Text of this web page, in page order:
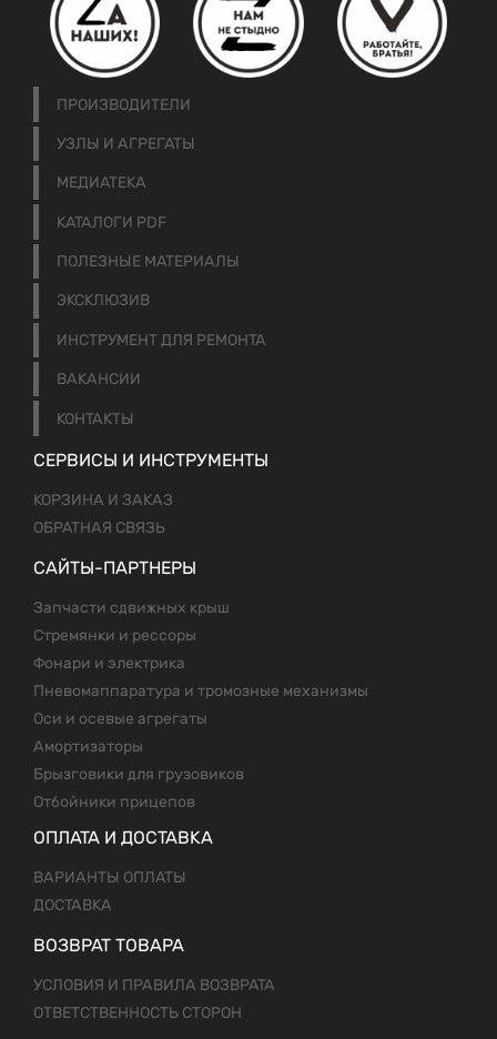
ПРОИЗВОДИТЕЛИ
УЗЛЫ И АГРЕГАТЫ
МЕДИАТЕКА
КАТАЛОГИ PDF
ПОЛЕЗНЫЕ МАТЕРИАЛЫ
ЭКСКЛЮЗИВ
ИНСТРУМЕНТ ДЛЯ РЕМОНТА
ВАКАНСИИ
КОНТАКТЫ
СЕРВИСЫ И ИНСТРУМЕНТЫ
КОРЗИНА И ЗАКАЗ
ОБРАТНАЯ СВЯЗЬ
САЙТЫ-ПАРТНЕРЫ
Запчасти сдвижных крыш
Стремянки и рессоры
Фонари и электрика
Пневомаппаратура и тромозные механизмы
Оси и осевые агрегаты
Амортизаторы
Брызговики для грузовиков
Отбойники прицепов
ОПЛАТА И ДОСТАВКА
ВАРИАНТЫ ОПЛАТЫ
ДОСТАВКА
ВОЗВРАТ ТОВАРА
УСЛОВИЯ И ПРАВИЛА ВОЗВРАТА
ОТВЕТСТВЕННОСТЬ СТОРОН